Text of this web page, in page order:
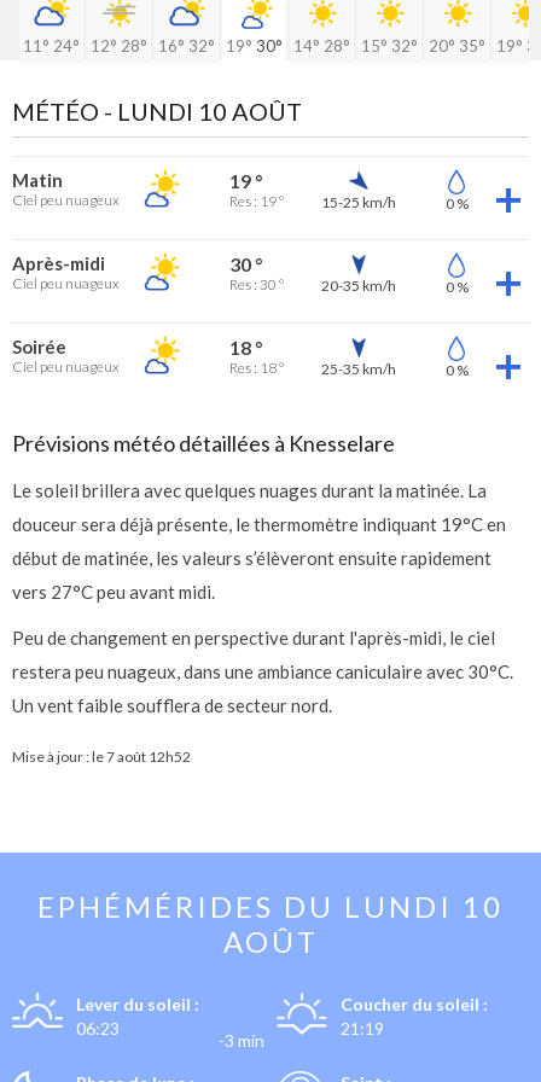
11° 24° 12° 28° 16° 32° 19° 30° 14° 28° 15° 32° 20° 35° 19°
MÉTÉO - LUNDI 10 AOÛT
Matin
Ciel peu nuageux
19 °
Res : 19 ° 15-25 km/h 0 %
Après-midi
Ciel peu nuageux
30 °
Res : 30 ° 20-35 km/h 0 %
Soirée
Ciel peu nuageux
18 °
Res : 18 ° 25-35 km/h 0 %
Prévisions météo détaillées à Knesselare
Le soleil brillera avec quelques nuages durant la matinée. La
douceur sera déjà présente, le thermomètre indiquant 19°C en
début de matinée, les valeurs s’élèveront ensuite rapidement
vers 27°C peu avant midi.
Peu de changement en perspective durant l'après-midi, le ciel
restera peu nuageux, dans une ambiance caniculaire avec 30°C.
Un vent faible soufflera de secteur nord.
Mise à jour : le7 août 12h52
EPHÉMÉRIDES DU LUNDI 10
AOÛT
Lever du soleil :
06:23
-3 min
Coucher du soleil :
21:19